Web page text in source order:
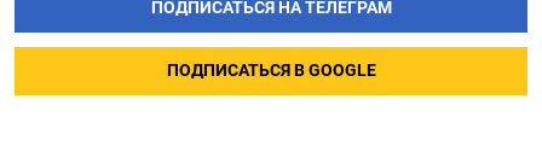
ПОДПИСАТЬСЯ НА ТЕЛЕГРАМ
ПОДПИСАТЬСЯ В GOOGLE